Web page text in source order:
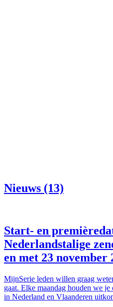
Nieuws (13)
Start- en
Nederlandstalige
en met 23 november
MijnSerie leden willen graag
gaat. Elke maandag houden we
in Nederland en Vlaanderen